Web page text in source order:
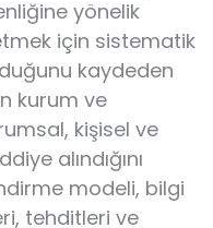
yönelik
için sistematik
kaydeden
kurum ve
kişisel ve
alındığını
modeli, bilgi
tehditleri ve